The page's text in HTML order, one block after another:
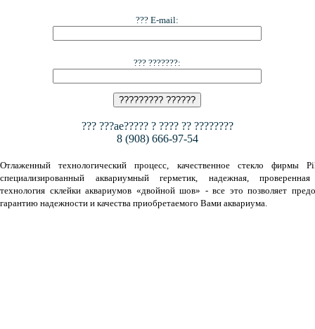
??? E-mail:
??? ???????:
??? ???ae????? ? ???? ?? ????????
8 (908) 666-97-54
Отлаженный технологический процесс, качественное стекло фирмы
специализированный аквариумный герметик, надежная,
технология склейки аквариумов «двойной шов» - все это позволяет
гарантию надежности и качества приобретаемого Вами аквариума.